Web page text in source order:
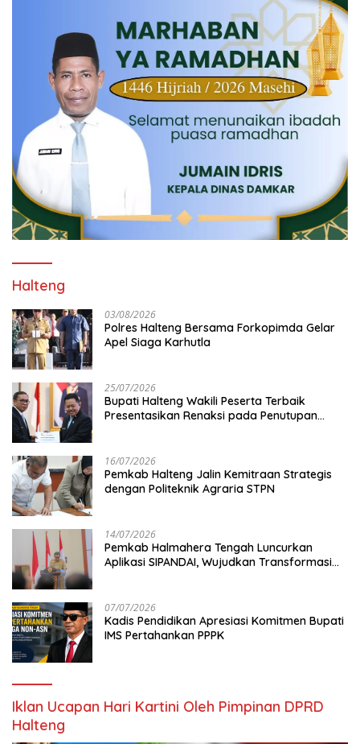
Halteng
03/08/2026
Polres Halteng Bersama Forkopimda Gelar
Apel Siaga Karhutla
25/07/2026
Bupati Halteng Wakili Peserta Terbaik
Presentasikan Renaksi pada Penutupan
16/07/2026
Pemkab Halteng Jalin Kemitraan Strategis
dengan Politeknik Agraria STPN
14/07/2026
Pemkab Halmahera Tengah Luncurkan
Aplikasi SIPANDAI, Wujudkan Transformasi
07/07/2026
Kadis Pendidikan Apresiasi Komitmen Bupati
IMS Pertahankan PPPK
Iklan Ucapan Hari Kartini Oleh Pimpinan DPRD
Halteng